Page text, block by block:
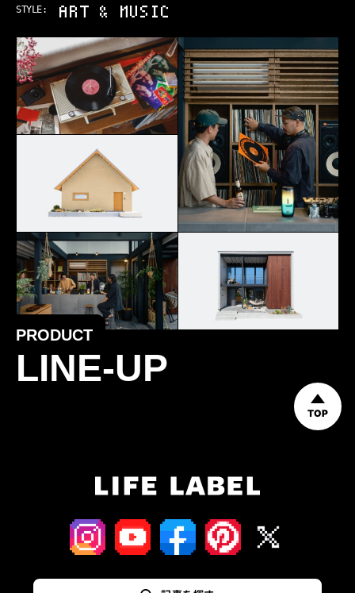
STYLE: ART & MUSIC
PRODUCT
LINE-UP
TOP